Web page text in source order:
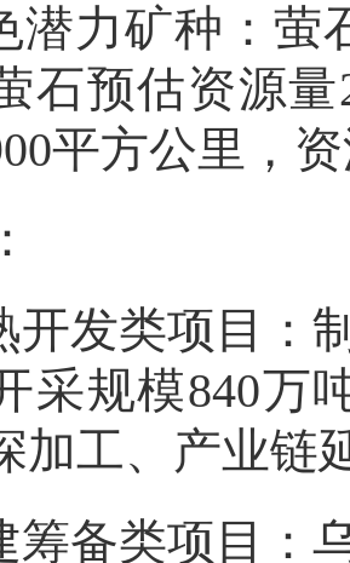
潜力矿种：萤
石预估资源量
平方公里，
开发类项目：
采规模840万
加工、产业链
筹备类项目：